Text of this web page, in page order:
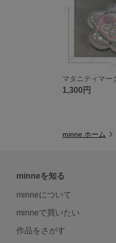
1,300円
minne ホーム
minneを知る
minneについて
minneで買いたい
作品をさがす